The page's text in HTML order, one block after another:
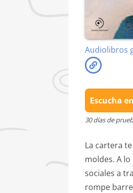
Audiolibros
Escucha
30 días de
La cartera
moldes. A
sociales a
rompe